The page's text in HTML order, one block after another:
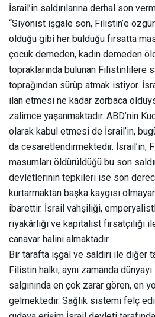
İsrail’in saldırılarına derhal son
“Siyonist işgale son, Filistin’e
olduğu gibi her bulduğu fırsatta
çocuk demeden, kadın demeden
topraklarında bulunan Filistinlilere
toprağından sürüp atmak istiyor.
ilan etmesi ne kadar zorbaca
zalimce yaşanmaktadır. ABD’nin
olarak kabul etmesi de İsrail’in,
da cesaretlendirmektedir. İsrail’in,
masumları öldürüldüğü bu son
devletlerinin tepkileri ise son
kurtarmaktan başka kaygısı
ibarettir. İsrail vahşiliği,
riyakârlığı ve kapitalist
canavar halini almaktadır.
Bir tarafta işgal ve saldırı ile diğer
Filistin halkı, aynı zamanda
salgınında en çok zarar gören, en
gelmektedir. Sağlık sistemi felç